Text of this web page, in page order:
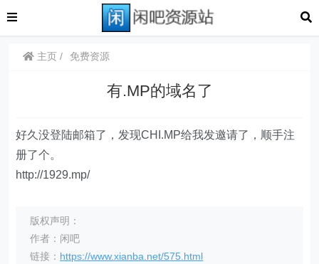
主页 免费资源
有.MP的域名了
好久没登陆邮箱了，发现CHI.MP给我发邀请了，顺手注
册了个。
http://1929.mp/
版权声明：
作者：闲吧
链接： https://www.xianba.net/575.html